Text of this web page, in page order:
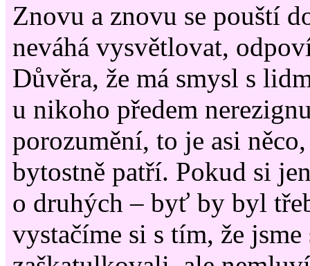
Znovu a znovu se pouští
neváhá vysvětlovat,
Důvěra, že má smysl s
u nikoho předem
porozumění, to je asi
bytostně patří. Pokud si
o druhých – byť by byl
vystačíme si s tím, že jsme